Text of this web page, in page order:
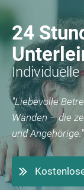
24
Individuelle
"Liebevolle
Wänden – die
und Angehörige."